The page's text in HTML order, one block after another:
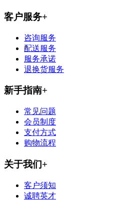
客户服务+
咨询服务
配送服务
服务承诺
退换货服务
新手指南+
常见问题
会员制度
支付方式
购物流程
关于我们+
客户须知
诚聘英才